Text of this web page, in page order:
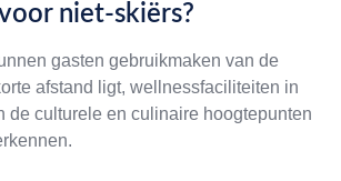
niet-skiërs?
gasten gebruikmaken van de
afstand ligt, wellnessfaciliteiten in
de culturele en culinaire hoogtepunten